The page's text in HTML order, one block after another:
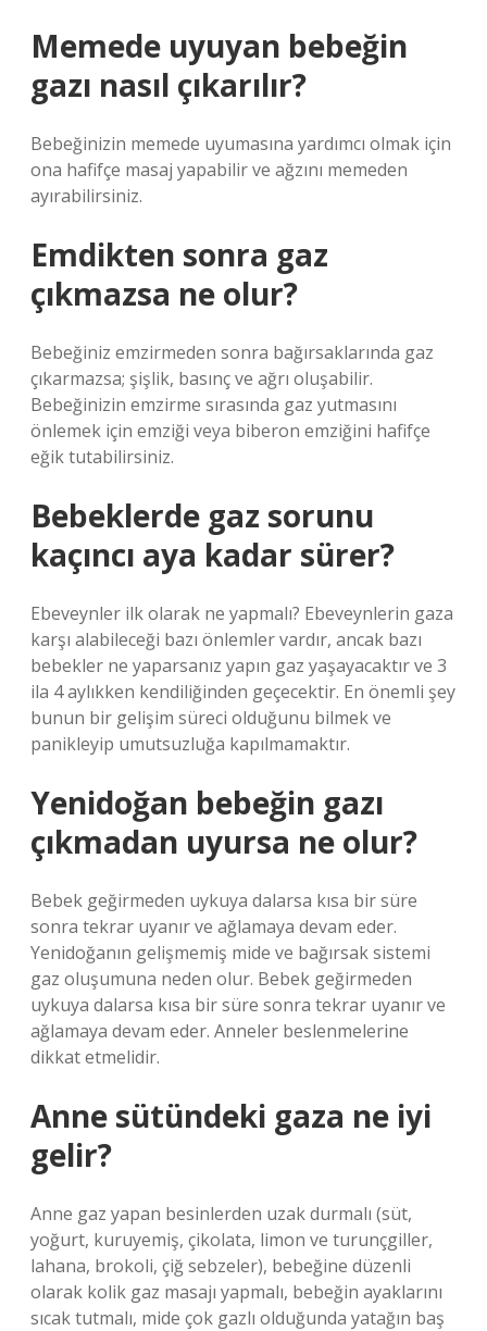
Memede uyuyan bebeğin
gazı nasıl çıkarılır?
Bebeğinizin memede uyumasına yardımcı olmak için
ona hafifçe masaj yapabilir ve ağzını memeden
ayırabilirsiniz.
Emdikten sonra gaz
çıkmazsa ne olur?
Bebeğiniz emzirmeden sonra bağırsaklarında gaz
çıkarmazsa; şişlik, basınç ve ağrı oluşabilir.
Bebeğinizin emzirme sırasında gaz yutmasını
önlemek için emziği veya biberon emziğini hafifçe
eğik tutabilirsiniz.
Bebeklerde gaz sorunu
kaçıncı aya kadar sürer?
Ebeveynler ilk olarak ne yapmalı? Ebeveynlerin gaza
karşı alabileceği bazı önlemler vardır, ancak bazı
bebekler ne yaparsanız yapın gaz yaşayacaktır ve 3
ila 4 aylıkken kendiliğinden geçecektir. En önemli şey
bunun bir gelişim süreci olduğunu bilmek ve
panikleyip umutsuzluğa kapılmamaktır.
Yenidoğan bebeğin gazı
çıkmadan uyursa ne olur?
Bebek geğirmeden uykuya dalarsa kısa bir süre
sonra tekrar uyanır ve ağlamaya devam eder.
Yenidoğanın gelişmemiş mide ve bağırsak sistemi
gaz oluşumuna neden olur. Bebek geğirmeden
uykuya dalarsa kısa bir süre sonra tekrar uyanır ve
ağlamaya devam eder. Anneler beslenmelerine
dikkat etmelidir.
Anne sütündeki gaza ne iyi
gelir?
Anne gaz yapan besinlerden uzak durmalı (süt,
yoğurt, kuruyemiş, çikolata, limon ve turunçgiller,
lahana, brokoli, çiğ sebzeler), bebeğine düzenli
olarak kolik gaz masajı yapmalı, bebeğin ayaklarını
sıcak tutmalı, mide çok gazlı olduğunda yatağın baş